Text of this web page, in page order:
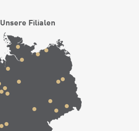
Unsere Filialen